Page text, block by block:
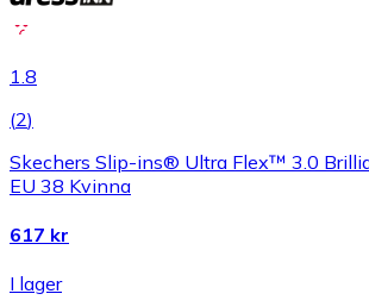
1.8
(2)
Skechers Slip-ins® Ultra Flex™ 3.0
EU 38 Kvinna
617 kr
I lager